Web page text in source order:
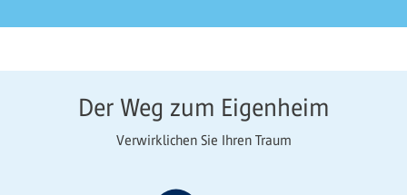
Der Weg zum Eigenheim
Verwirklichen Sie Ihren Traum